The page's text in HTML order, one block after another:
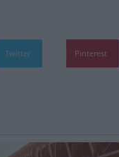
Twitter Pinterest